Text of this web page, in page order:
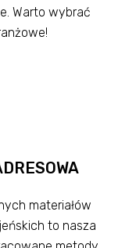
Warto wybrać
materiałów
to nasza